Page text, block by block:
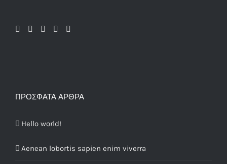
ΠΡΌΣΦΑΤΑ ΆΡΘΡΑ
Hello world!
Aenean lobortis sapien enim viverra